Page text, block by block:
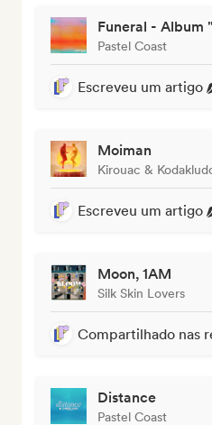
Funeral - Album
Pastel Coast
Escreveu um artigo
Moiman
Kirouac &
Escreveu um artigo
Moon, 1AM
Silk Skin Lovers
Compartilhado nas
Distance
Pastel Coast